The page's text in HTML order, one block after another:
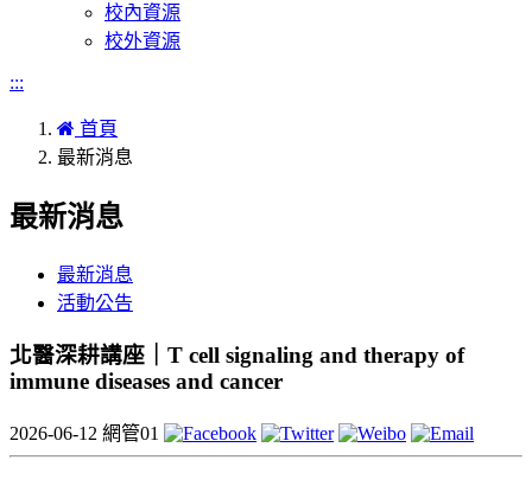
校內資源
校外資源
:::
首頁
最新消息
最新消息
最新消息
活動公告
北醫深耕講座｜T cell signaling and therapy of
immune diseases and cancer
2026-06-12 網管01